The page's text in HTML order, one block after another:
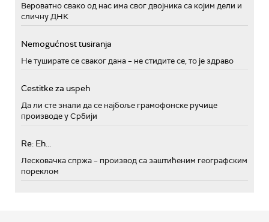
Вероватно свако од нас има свог двојника са којим дели и
сличну ДНК
Nemogućnost tusiranja
Не туширате се сваког дана – не стидите се, то је здраво
Cestitke za uspeh
Да ли сте знали да се најбоље грамофонске ручице
производе у Србији
Re: Eh...
Лесковачка спржа – производ са заштићеним географским
пореклом